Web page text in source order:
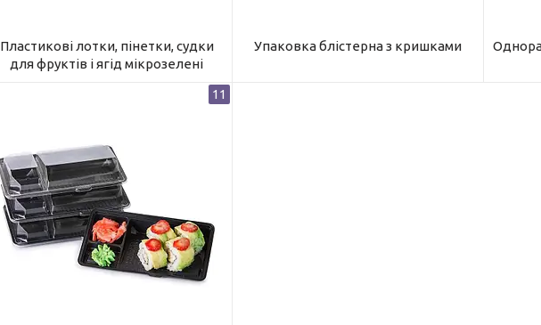
Пластикові лотки, пінетки, судки
для фруктів і ягід мікрозелені
Упаковка блістерна з кришками
11